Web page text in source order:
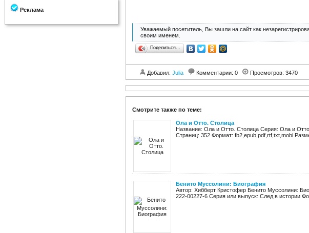
Реклама
Уважаемый посетитель, Вы зашли на сайт как
своим именем.
Поделиться…
Добавил: Julia Комментарии: 0 Просмотров: 3470
Смотрите также по теме:
Ола и Отто. Столица
Название: Ола и Отто. Столица Серия: Ола и
Страниц: 352 Формат: fb2,epub,pdf,rtf,txt,mobi
Бенито Муссолини: Биография
Автор: Хибберт Кристофер Бенито Муссолини:
222-00227-6 Серия или выпуск: След в истории